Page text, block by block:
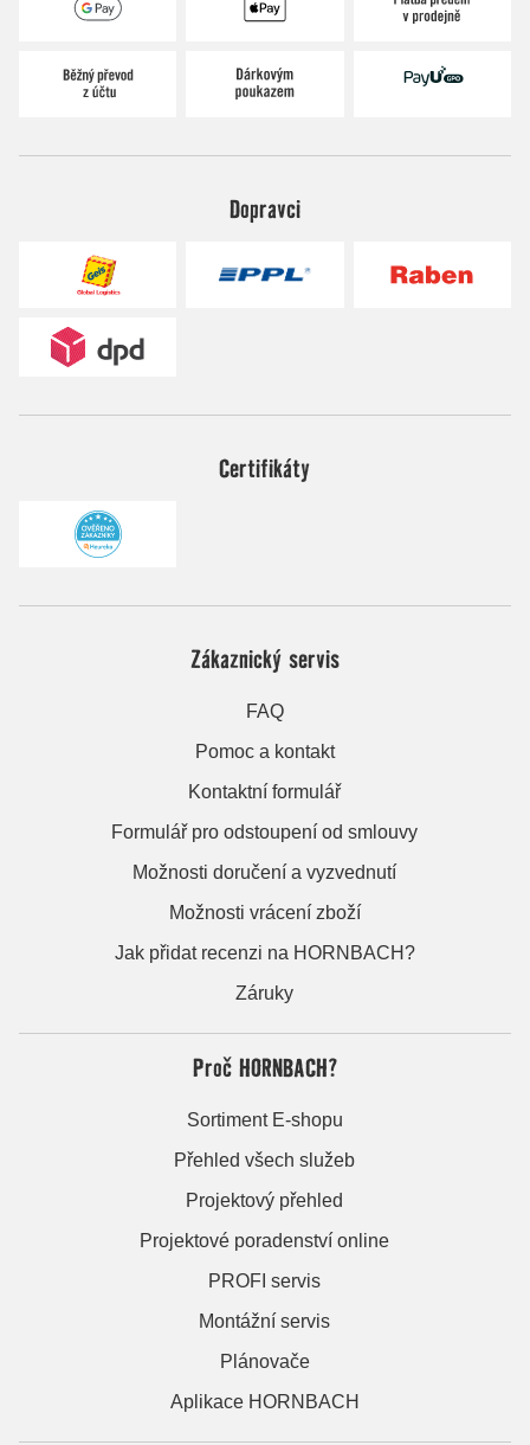
Dopravci
Certifikáty
Zákaznický servis
FAQ
Pomoc a kontakt
Kontaktní formulář
Formulář pro odstoupení od smlouvy
Možnosti doručení a vyzvednutí
Možnosti vrácení zboží
Jak přidat recenzi na HORNBACH?
Záruky
Proč HORNBACH?
Sortiment E-shopu
Přehled všech služeb
Projektový přehled
Projektové poradenství online
PROFI servis
Montážní servis
Plánovače
Aplikace HORNBACH